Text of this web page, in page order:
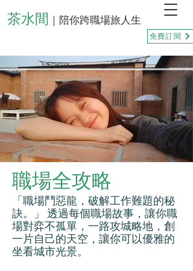
茶水間 ｜陪你跨職場旅人生
免費訂閱
職場全攻略
「職場鬥惡龍，破解工作難題的秘
訣。」 透過每個職場故事，讓你職
場對弈不孤單，一路攻城略地，創
一片自己的天空，讓你可以優雅的
坐看城市光景。